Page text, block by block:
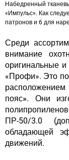
Набедренный
«Импульс». Как
патронов и 6 для
Среди
внимание
оригинальные
«Профи». Это
пояс». Они
ПР-50/3.0
обладающей
движений.